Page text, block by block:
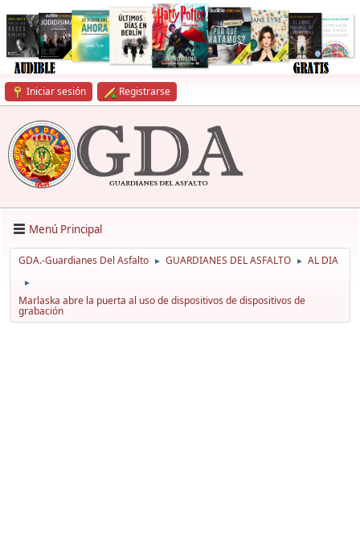
Iniciar sesión Registrarse
Menú Principal
GDA.-Guardianes Del Asfalto ► GUARDIANES DEL ASFALTO ► AL DIA
►
Marlaska abre la puerta al uso de dispositivos de dispositivos de
grabación